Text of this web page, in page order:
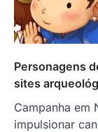
Personagens
sites
Campanha em
impulsionar